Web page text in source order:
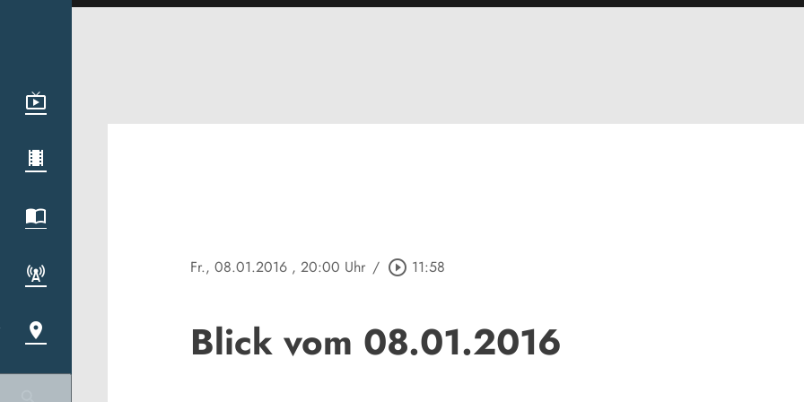
Fr., 08.01.2016 , 20:00 Uhr / play_circle_outline 11:58
Blick vom 08.01.2016